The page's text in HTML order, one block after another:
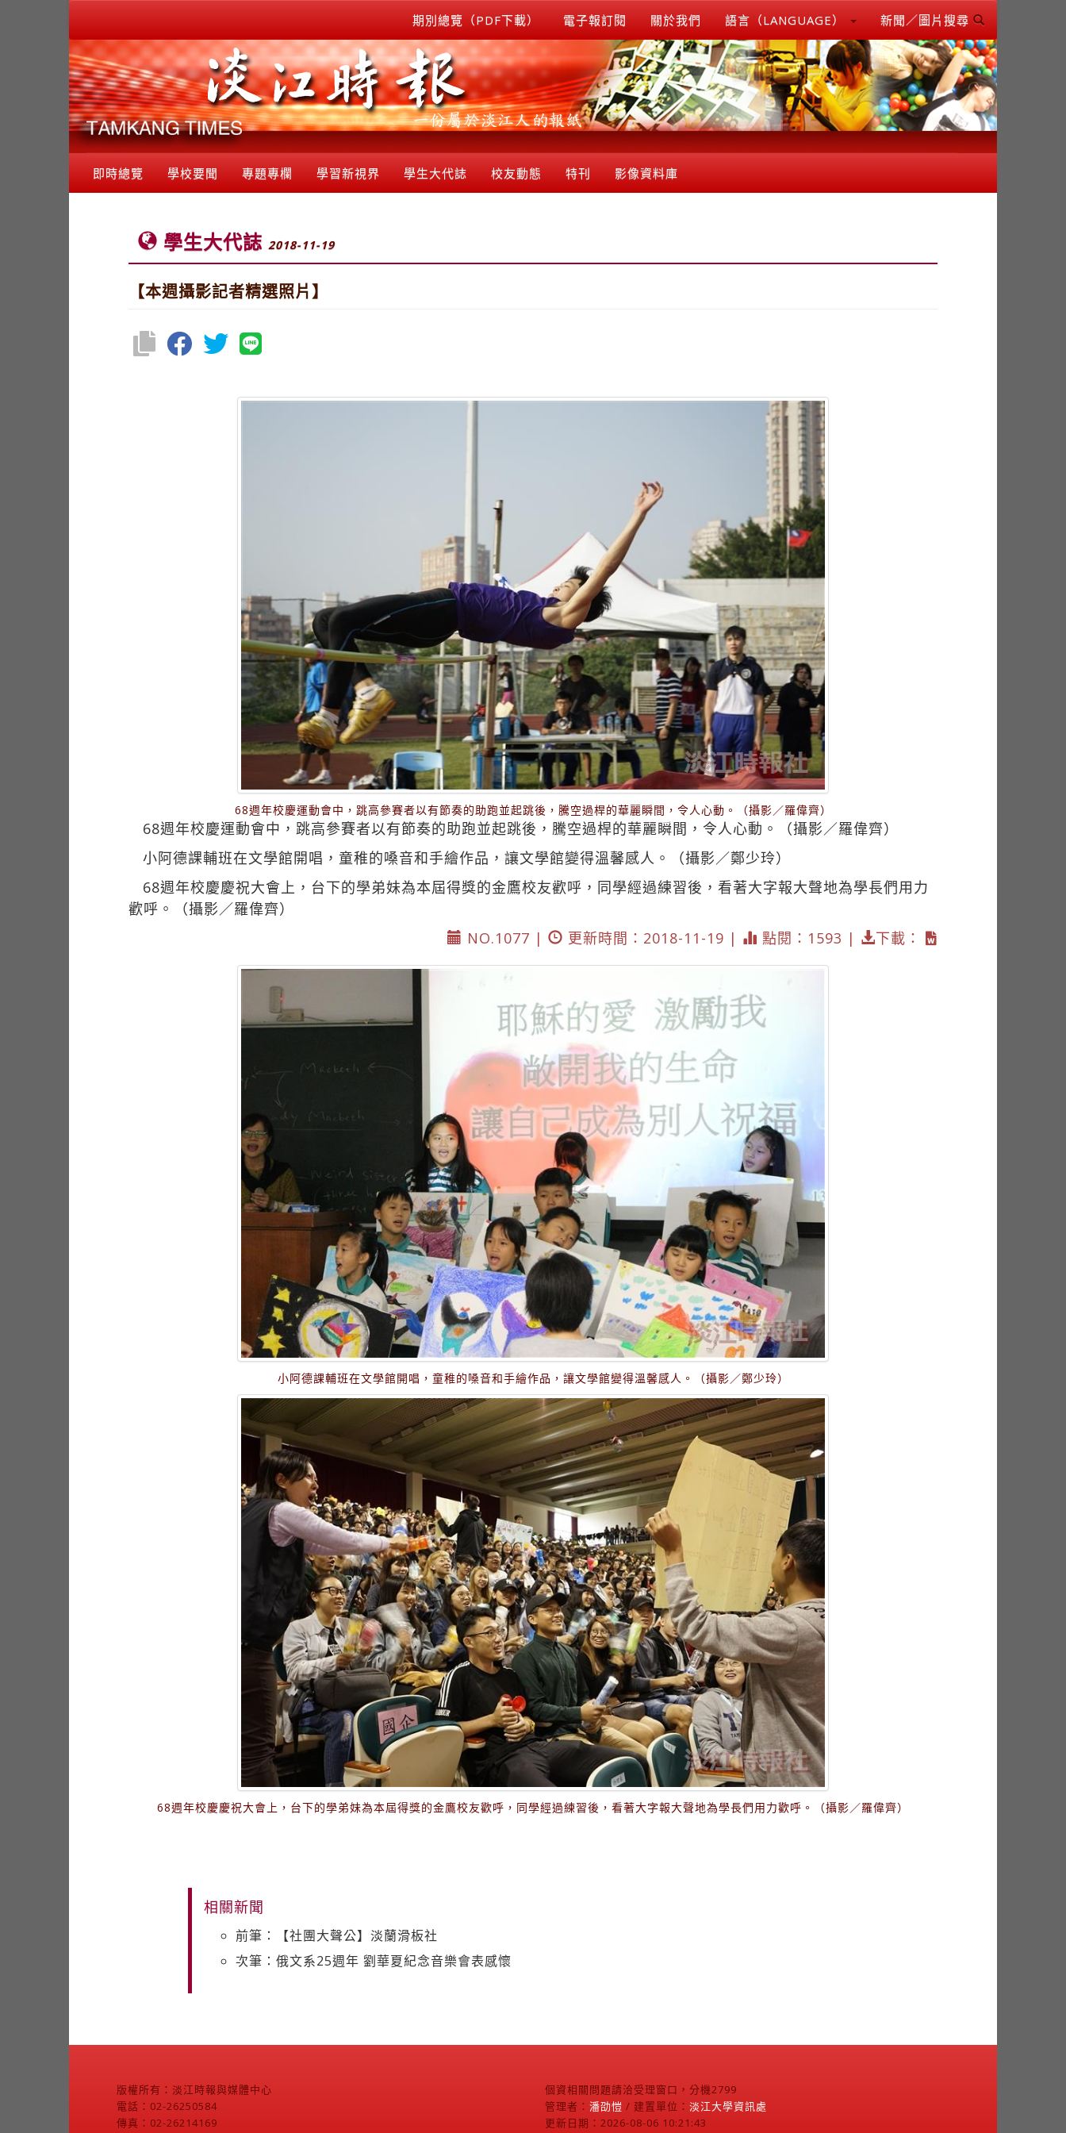
期別總覽（PDF下載） 電子報訂閱 關於我們 語言（LANGUAGE） 新聞／圖片搜尋
即時總覽 學校要聞 專題專欄 學習新視界 學生大代誌 校友動態 特刊 影像資料庫
學生大代誌 2018-11-19
【本週攝影記者精選照片】
68週年校慶運動會中，跳高參賽者以有節奏的助跑並起跳後，騰空過桿的華麗瞬間，令人心動。（攝影／羅偉齊）
68週年校慶運動會中，跳高參賽者以有節奏的助跑並起跳後，騰空過桿的華麗瞬間，令人心動。（攝影／羅偉齊）
小阿德課輔班在文學館開唱，童稚的嗓音和手繪作品，讓文學館變得溫馨感人。（攝影／鄭少玲）
68週年校慶慶祝大會上，台下的學弟妹為本屆得獎的金鷹校友歡呼，同學經過練習後，看著大字報大聲地為學長們用力
歡呼。（攝影／羅偉齊）
NO.1077 |
更新時間：2018-11-19 | 點閱：1593 | 下載：
小阿德課輔班在文學館開唱，童稚的嗓音和手繪作品，讓文學館變得溫馨感人。（攝影／鄭少玲）
68週年校慶慶祝大會上，台下的學弟妹為本屆得獎的金鷹校友歡呼，同學經過練習後，看著大字報大聲地為學長們用力歡呼。（攝影／羅偉齊）
相關新聞
前筆：【社團大聲公】淡蘭滑板社
次筆：俄文系25週年 劉華夏紀念音樂會表感懷
版權所有：淡江時報與媒體中心
電話：02-26250584
傳真：02-26214169
個資相關問題請洽受理窗口，分機2799
管理者： 潘劭愷 / 建置單位： 淡江大學資訊處
更新日期：2026-08-06 10:21:43